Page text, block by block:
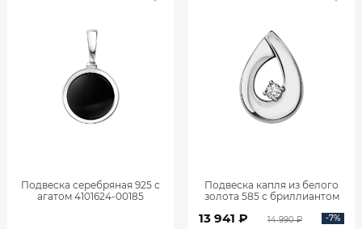
Подвеска серебряная 925 с
агатом 4101624-00185
Подвеска капля из белого
золота 585 с бриллиантом
13 941 ₽ 14 990 ₽ -7%